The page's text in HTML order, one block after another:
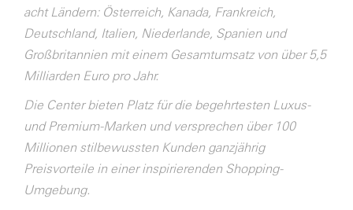
acht Ländern: Österreich, Kanada, Frankreich,
Deutschland, Italien, Niederlande, Spanien und
Großbritannien mit einem Gesamtumsatz von über 5,5
Milliarden Euro pro Jahr.
Die Center bieten Platz für die begehrtesten Luxus-
und Premium-Marken und versprechen über 100
Millionen stilbewussten Kunden ganzjährig
Preisvorteile in einer inspirierenden Shopping-
Umgebung.